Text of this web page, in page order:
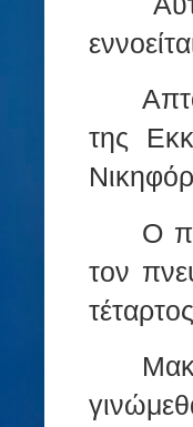
της
Ο
τον